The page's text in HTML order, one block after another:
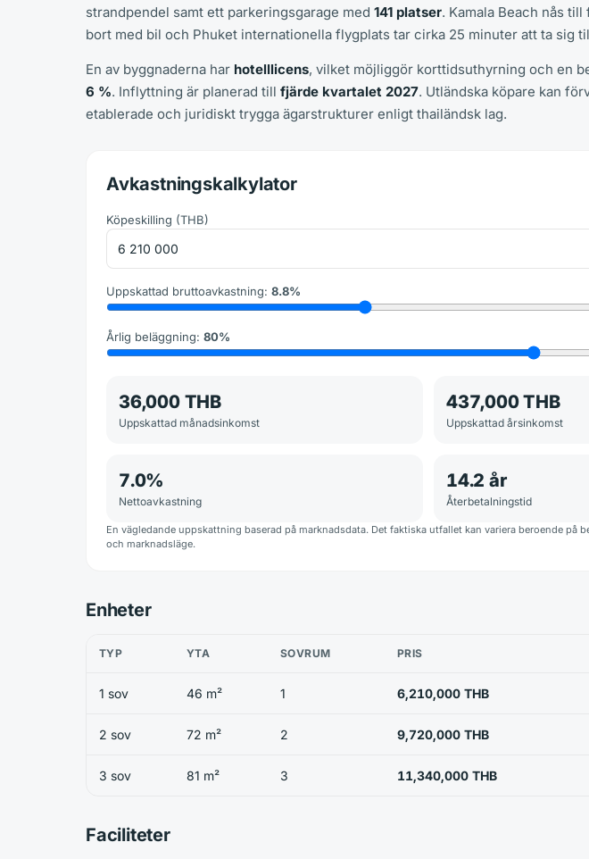
strandpendel samt ett parkeringsgarage med 141 platser. Kamala Beach nås
bort med bil och Phuket internationella flygplats tar cirka 25 minuter att ta sig
En av byggnaderna har hotelllicens, vilket möjliggör korttidsuthyrning och en
6 %. Inflyttning är planerad till fjärde kvartalet 2027. Utländska köpare kan
etablerade och juridiskt trygga ägarstrukturer enligt thailändsk lag.
Avkastningskalkylator
Köpeskilling (THB)
Uppskattad bruttoavkastning: 8.8%
Årlig beläggning: 80%
36,000 THB
Uppskattad månadsinkomst
437,000 THB
Uppskattad årsinkomst
7.0%
Nettoavkastning
14.2 år
Återbetalningstid
En vägledande uppskattning baserad på marknadsdata. Det faktiska utfallet kan variera beroende på
och marknadsläge.
Enheter
TYP YTA SOVRUM PRIS
1 sov 46 m² 1 6,210,000 THB
2 sov 72 m² 2 9,720,000 THB
3 sov 81 m² 3 11,340,000 THB
Faciliteter